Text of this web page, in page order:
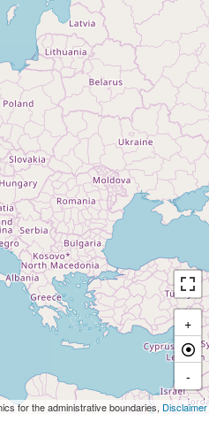
+
-
for the administrative boundaries, Disclaimer